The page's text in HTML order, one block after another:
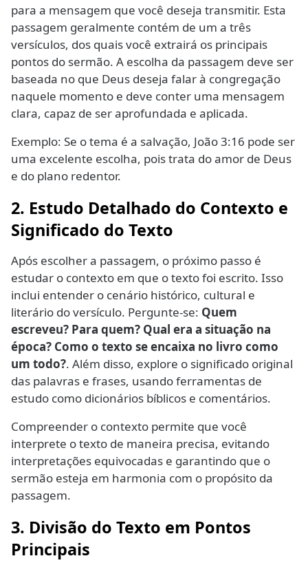
para a mensagem que você deseja transmitir. Esta
passagem geralmente contém de um a três
versículos, dos quais você extrairá os principais
pontos do sermão. A escolha da passagem deve ser
baseada no que Deus deseja falar à congregação
naquele momento e deve conter uma mensagem
clara, capaz de ser aprofundada e aplicada.
Exemplo: Se o tema é a salvação, João 3:16 pode ser
uma excelente escolha, pois trata do amor de Deus
e do plano redentor.
2. Estudo Detalhado do Contexto e
Significado do Texto
Após escolher a passagem, o próximo passo é
estudar o contexto em que o texto foi escrito. Isso
inclui entender o cenário histórico, cultural e
literário do versículo. Pergunte-se: Quem
escreveu? Para quem? Qual era a situação na
época? Como o texto se encaixa no livro como
um todo?. Além disso, explore o significado original
das palavras e frases, usando ferramentas de
estudo como dicionários bíblicos e comentários.
Compreender o contexto permite que você
interprete o texto de maneira precisa, evitando
interpretações equivocadas e garantindo que o
sermão esteja em harmonia com o propósito da
passagem.
3. Divisão do Texto em Pontos
Principais